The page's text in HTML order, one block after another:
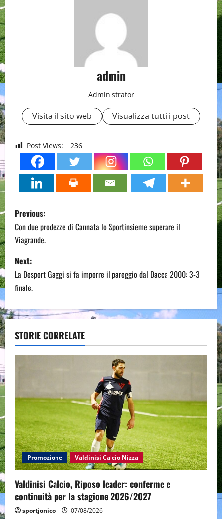
admin
Administrator
Visita il sito web Visualizza tutti i post
Post Views: 236
P
o
s
t
n
a
v
i
a
t
i
o
n
Previous:
Con due prodezze di Cannata lo Sportinsieme superare il
Viagrande.
Next:
La Desport Gaggi si fa imporre il pareggio dal Dacca 2000: 3-3
finale.
STORIE CORRELATE
Promozione Valdinisi Calcio Nizza
Valdinisi Calcio, Riposo leader: conferme e
continuità per la stagione 2026/2027
sportjonico 07/08/2026